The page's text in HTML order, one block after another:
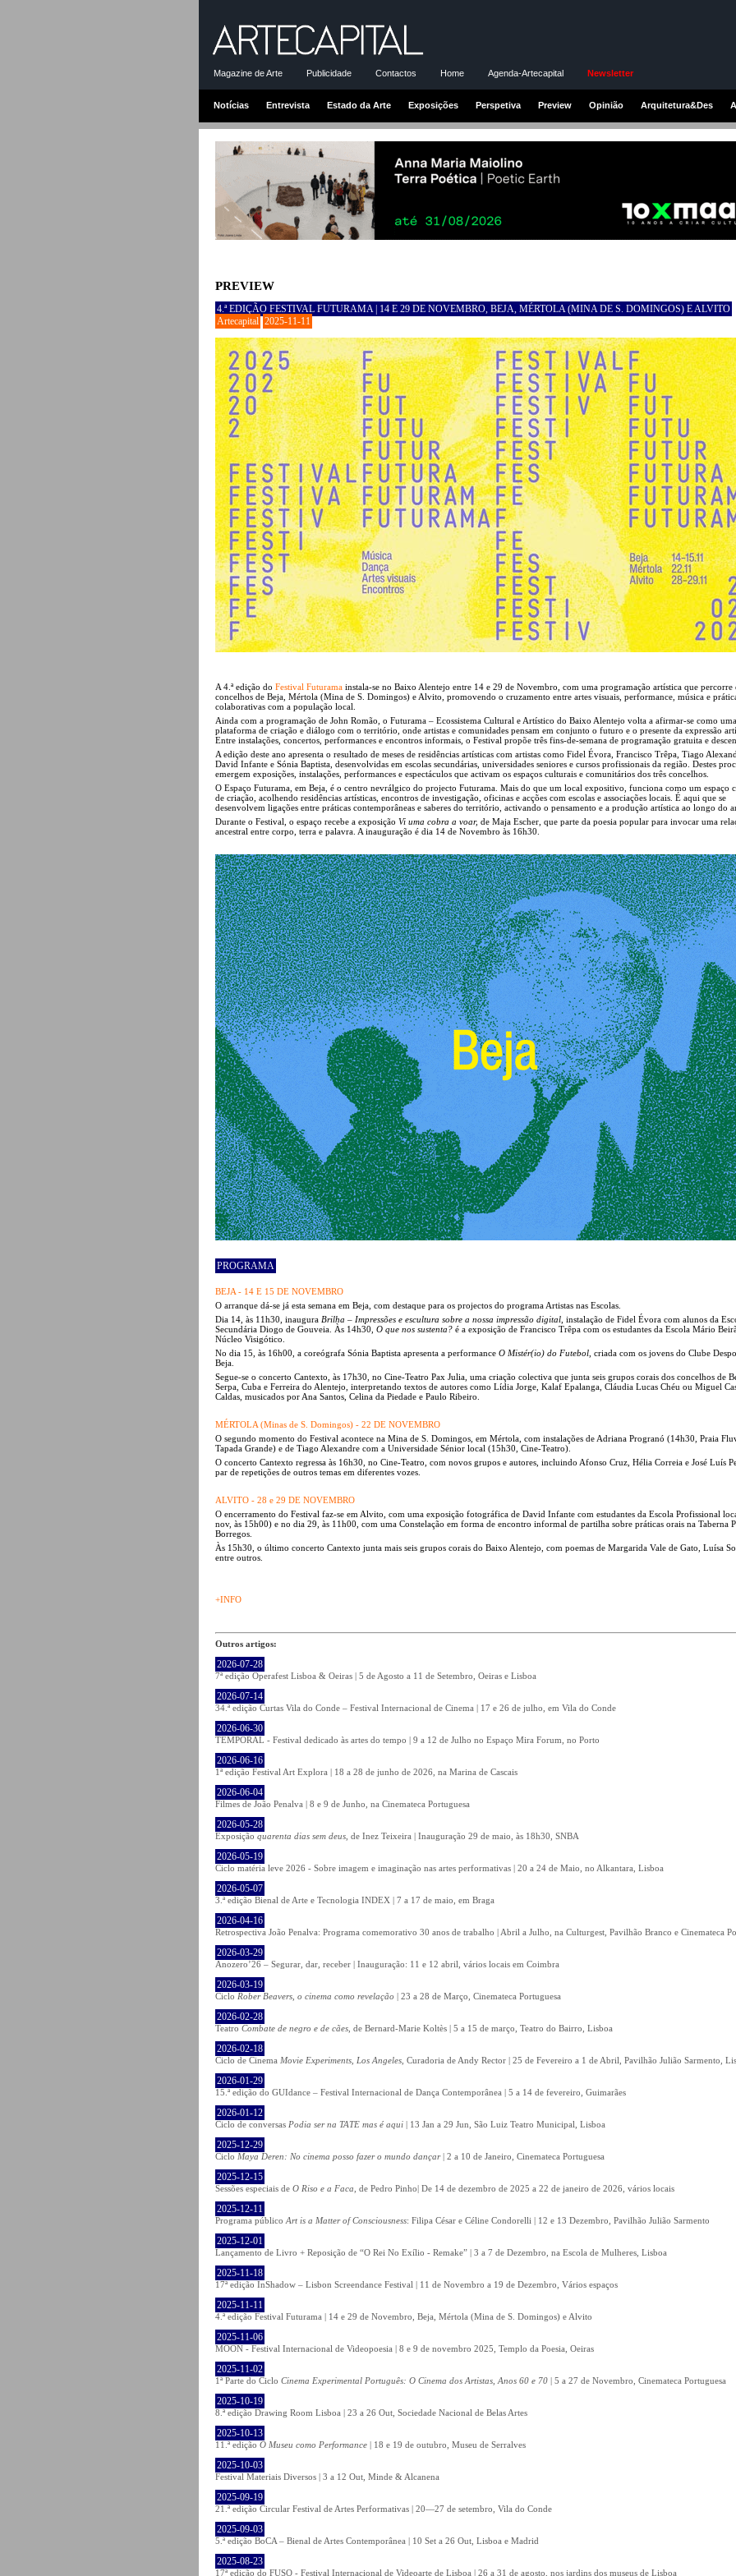
Magazine de Arte Publicidade Contactos Home Agenda-Artecapital Newsletter
Notícias Entrevista Estado da Arte Exposições Perspetiva Preview Opinião Arquitetura&Des
PREVIEW
4.ª EDIÇÃO FESTIVAL FUTURAMA | 14 E 29 DE NOVEMBRO, BEJA, MÉRTOLA (MINA DE S. DOMINGOS) E ALVITO
Artecapital 2025-11-11
A 4.ª edição do Festival Futurama instala-se no Baixo Alentejo entre 14 e 29 de Novembro, com uma programação artística que percorre
concelhos de Beja, Mértola (Mina de S. Domingos) e Alvito, promovendo o cruzamento entre artes visuais, performance, música e
colaborativas com a população local.
Ainda com a programação de John Romão, o Futurama – Ecossistema Cultural e Artístico do Baixo Alentejo volta a afirmar-se como uma
plataforma de criação e diálogo com o território, onde artistas e comunidades pensam em conjunto o futuro e o presente da expressão
Entre instalações, concertos, performances e encontros informais, o Festival propõe três fins-de-semana de programação gratuita e
A edição deste ano apresenta o resultado de meses de residências artísticas com artistas como Fidel Évora, Francisco Trêpa, Tiago
David Infante e Sónia Baptista, desenvolvidas em escolas secundárias, universidades seniores e cursos profissionais da região. Destes
emergem exposições, instalações, performances e espectáculos que activam os espaços culturais e comunitários dos três concelhos.
O Espaço Futurama, em Beja, é o centro nevrálgico do projecto Futurama. Mais do que um local expositivo, funciona como um espaço
de criação, acolhendo residências artísticas, encontros de investigação, oficinas e acções com escolas e associações locais. É aqui que se
desenvolvem ligações entre práticas contemporâneas e saberes do território, activando o pensamento e a produção artística ao longo do
Durante o Festival, o espaço recebe a exposição Vi uma cobra a voar, de Maja Escher, que parte da poesia popular para invocar uma
ancestral entre corpo, terra e palavra. A inauguração é dia 14 de Novembro às 16h30.
PROGRAMA
BEJA - 14 E 15 DE NOVEMBRO
O arranque dá-se já esta semana em Beja, com destaque para os projectos do programa Artistas nas Escolas.
Dia 14, às 11h30, inaugura Brilha – Impressões e escultura sobre a nossa impressão digital , instalação de Fidel Évora com alunos da
Secundária Diogo de Gouveia. Às 14h30, O que nos sustenta? é a exposição de Francisco Trêpa com os estudantes da Escola Mário
Núcleo Visigótico.
No dia 15, às 16h00, a coreógrafa Sónia Baptista apresenta a performance O Mistér(io) do Futebol , criada com os jovens do Clube
Beja.
Segue-se o concerto Cantexto, às 17h30, no Cine-Teatro Pax Julia, uma criação colectiva que junta seis grupos corais dos concelhos de
Serpa, Cuba e Ferreira do Alentejo, interpretando textos de autores como Lídia Jorge, Kalaf Epalanga, Cláudia Lucas Chéu ou Miguel
Caldas, musicados por Ana Santos, Celina da Piedade e Paulo Ribeiro.
MÉRTOLA (Minas de S. Domingos) - 22 DE NOVEMBRO
O segundo momento do Festival acontece na Mina de S. Domingos, em Mértola, com instalações de Adriana Progranó (14h30, Praia
Tapada Grande) e de Tiago Alexandre com a Universidade Sénior local (15h30, Cine-Teatro).
O concerto Cantexto regressa às 16h30, no Cine-Teatro, com novos grupos e autores, incluindo Afonso Cruz, Hélia Correia e José Luís
par de repetições de outros temas em diferentes vozes.
ALVITO - 28 e 29 DE NOVEMBRO
O encerramento do Festival faz-se em Alvito, com uma exposição fotográfica de David Infante com estudantes da Escola Profissional
nov, às 15h00) e no dia 29, às 11h00, com uma Constelação em forma de encontro informal de partilha sobre práticas orais na Taberna
Borregos.
Às 15h30, o último concerto Cantexto junta mais seis grupos corais do Baixo Alentejo, com poemas de Margarida Vale de Gato, Luísa
entre outros.
+INFO
Outros artigos:
2026-07-28
7ª edição Operafest Lisboa & Oeiras | 5 de Agosto a 11 de Setembro, Oeiras e Lisboa
2026-07-14
34.ª edição Curtas Vila do Conde – Festival Internacional de Cinema | 17 e 26 de julho, em Vila do Conde
2026-06-30
TEMPORAL - Festival dedicado às artes do tempo | 9 a 12 de Julho no Espaço Mira Forum, no Porto
2026-06-16
1ª edição Festival Art Explora | 18 a 28 de junho de 2026, na Marina de Cascais
2026-06-04
Filmes de João Penalva | 8 e 9 de Junho, na Cinemateca Portuguesa
2026-05-28
Exposição quarenta dias sem deus , de Inez Teixeira | Inauguração 29 de maio, às 18h30, SNBA
2026-05-19
Ciclo matéria leve 2026 - Sobre imagem e imaginação nas artes performativas | 20 a 24 de Maio, no Alkantara, Lisboa
2026-05-07
3.ª edição Bienal de Arte e Tecnologia INDEX | 7 a 17 de maio, em Braga
2026-04-16
Retrospectiva João Penalva: Programa comemorativo 30 anos de trabalho | Abril a Julho, na Culturgest, Pavilhão Branco e Cinemateca
2026-03-29
Anozero’26 – Segurar, dar, receber | Inauguração: 11 e 12 abril, vários locais em Coimbra
2026-03-19
Ciclo Rober Beavers, o cinema como revelação | 23 a 28 de Março, Cinemateca Portuguesa
2026-02-28
Teatro Combate de negro e de cães , de Bernard-Marie Koltès | 5 a 15 de março, Teatro do Bairro, Lisboa
2026-02-18
Ciclo de Cinema Movie Experiments, Los Angeles , Curadoria de Andy Rector | 25 de Fevereiro a 1 de Abril, Pavilhão Julião Sarmento,
2026-01-29
15.ª edição do GUIdance – Festival Internacional de Dança Contemporânea | 5 a 14 de fevereiro, Guimarães
2026-01-12
Ciclo de conversas Podia ser na TATE mas é aqui | 13 Jan a 29 Jun, São Luiz Teatro Municipal, Lisboa
2025-12-29
Ciclo Maya Deren: No cinema posso fazer o mundo dançar| 2 a 10 de Janeiro, Cinemateca Portuguesa
2025-12-15
Sessões especiais de O Riso e a Faca , de Pedro Pinho| De 14 de dezembro de 2025 a 22 de janeiro de 2026, vários locais
2025-12-11
Programa público Art is a Matter of Consciousness: Filipa César e Céline Condorelli | 12 e 13 Dezembro, Pavilhão Julião Sarmento
2025-12-01
Lançamento de Livro + Reposição de “O Rei No Exílio - Remake” | 3 a 7 de Dezembro, na Escola de Mulheres, Lisboa
2025-11-18
17ª edição InShadow – Lisbon Screendance Festival | 11 de Novembro a 19 de Dezembro, Vários espaços
2025-11-11
4.ª edição Festival Futurama | 14 e 29 de Novembro, Beja, Mértola (Mina de S. Domingos) e Alvito
2025-11-06
MOON - Festival Internacional de Videopoesia | 8 e 9 de novembro 2025, Templo da Poesia, Oeiras
2025-11-02
1ª Parte do Ciclo Cinema Experimental Português: O Cinema dos Artistas, Anos 60 e 70 | 5 a 27 de Novembro, Cinemateca Portuguesa
2025-10-19
8.ª edição Drawing Room Lisboa | 23 a 26 Out, Sociedade Nacional de Belas Artes
2025-10-13
11.ª edição O Museu como Performance | 18 e 19 de outubro, Museu de Serralves
2025-10-03
Festival Materiais Diversos | 3 a 12 Out, Minde & Alcanena
2025-09-19
21.ª edição Circular Festival de Artes Performativas | 20—27 de setembro, Vila do Conde
2025-09-03
5.ª edição BoCA – Bienal de Artes Contemporânea | 10 Set a 26 Out, Lisboa e Madrid
2025-08-23
17ª edição do FUSO - Festival Internacional de Videoarte de Lisboa | 26 a 31 de agosto, nos jardins dos museus de Lisboa